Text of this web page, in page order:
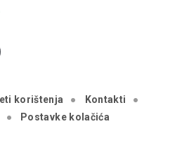
korištenja
Kontakti
Postavke kolačića